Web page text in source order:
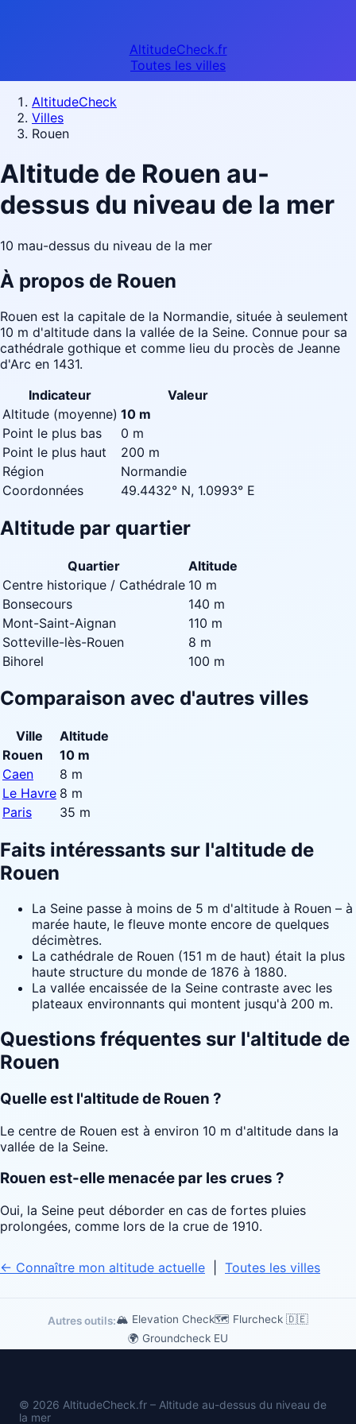
AltitudeCheck.fr
Toutes les villes
AltitudeCheck
Villes
Rouen
Altitude de Rouen au-
dessus du niveau de la mer
10 mau-dessus du niveau de la mer
À propos de Rouen
Rouen est la capitale de la Normandie, située à seulement
10 m d'altitude dans la vallée de la Seine. Connue pour sa
cathédrale gothique et comme lieu du procès de Jeanne
d'Arc en 1431.
Indicateur
Valeur
Altitude (moyenne) 10 m
Point le plus bas
0 m
Point le plus haut
200 m
Région
Normandie
Coordonnées
49.4432° N, 1.0993° E
Altitude par quartier
Quartier
Altitude
Centre historique / Cathédrale 10 m
Bonsecours
140 m
Mont-Saint-Aignan
110 m
Sotteville-lès-Rouen
8 m
Bihorel
100 m
Comparaison avec d'autres villes
Ville
Altitude
Rouen
10 m
Caen
8 m
Le Havre 8 m
Paris
35 m
Faits intéressants sur l'altitude de
Rouen
La Seine passe à moins de 5 m d'altitude à Rouen – à
marée haute, le fleuve monte encore de quelques
décimètres.
La cathédrale de Rouen (151 m de haut) était la plus
haute structure du monde de 1876 à 1880.
La vallée encaissée de la Seine contraste avec les
plateaux environnants qui montent jusqu'à 200 m.
Questions fréquentes sur l'altitude de
Rouen
Quelle est l'altitude de Rouen ?
Le centre de Rouen est à environ 10 m d'altitude dans la
vallée de la Seine.
Rouen est-elle menacée par les crues ?
Oui, la Seine peut déborder en cas de fortes pluies
prolongées, comme lors de la crue de 1910.
← Connaître mon altitude actuelle Toutes les villes
Autres outils:🏔 Elevation Check🗺️ Flurcheck 🇩🇪
🌍 Groundcheck EU
© 2026 AltitudeCheck.fr – Altitude au-dessus du niveau de
la mer